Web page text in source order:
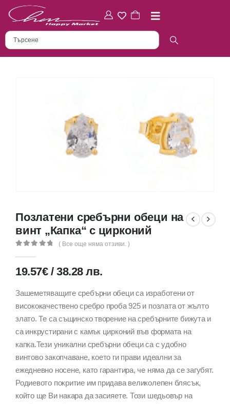
Позлатени сребърни обеци на
винт „Капка“ с цирконий
( Все още няма отзиви. )
19.57€ /38.28лв.
Зашеметяващите сребърни обеци са изработени от
висококачествено сребро проба 925 и позлата от жълто
злато. Те са същинско творение на сребърните бижута и
са инкрустирани с камък цирконий във формата на
капка.Тези уникални сребърни обеци са с удобно
винтово закопчаване, което ги прави идеални за
ежедневно носене, като гарантира, че няма да се загубят.
Родиевото покритие им придава великолепен блясък,
който ще Ви накара да засияете. Този шедьовър на